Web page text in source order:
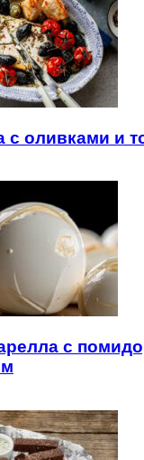
оливками и
с